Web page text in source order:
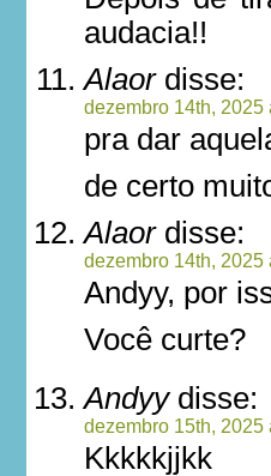
audacia!!
Alaordisse:
dezembro 14th, 2025
pra dar
de certo
Alaordisse:
dezembro 14th, 2025
Andyy, por
Você curte?
Andyydisse:
dezembro 15th, 2025
Kkkkkjjkk